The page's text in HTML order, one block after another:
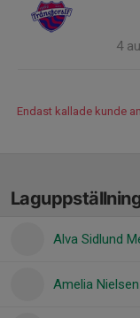
4
Endast kallade kunde
Alva Sidlund
Amelia Nielsen